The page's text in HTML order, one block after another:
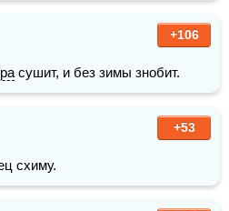
+106
сушит, и без зимы знобит.
+53
схиму.